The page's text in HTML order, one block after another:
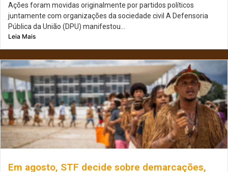
Ações foram movidas originalmente por partidos políticos
juntamente com organizações da sociedade civil A Defensoria
Pública da União (DPU) manifestou...
Leia Mais
Em agosto, STF decide sobre demarcações,